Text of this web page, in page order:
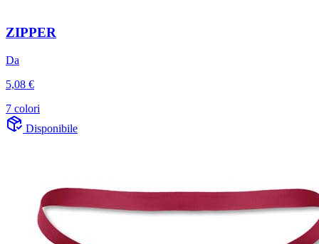
ZIPPER
Da
5,08 €
7 colori
Disponibile